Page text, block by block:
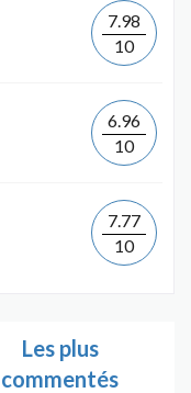
7.98
10
6.96
10
7.77
10
Les plus
commentés